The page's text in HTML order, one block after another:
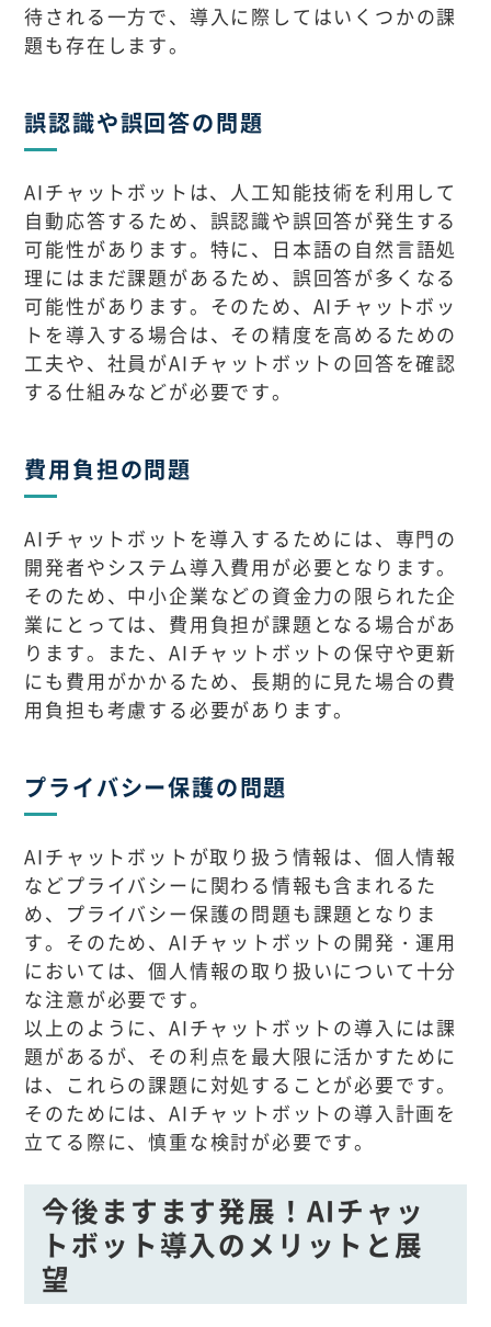
待される一方で、導入に際してはいくつかの課
題も存在します。
誤認識や誤回答の問題
AIチャットボットは、人工知能技術を利用して
自動応答するため、誤認識や誤回答が発生する
可能性があります。特に、日本語の自然言語処
理にはまだ課題があるため、誤回答が多くなる
可能性があります。そのため、AIチャットボッ
トを導入する場合は、その精度を高めるための
工夫や、社員がAIチャットボットの回答を確認
する仕組みなどが必要です。
費用負担の問題
AIチャットボットを導入するためには、専門の
開発者やシステム導入費用が必要となります。
そのため、中小企業などの資金力の限られた企
業にとっては、費用負担が課題となる場合があ
ります。また、AIチャットボットの保守や更新
にも費用がかかるため、長期的に見た場合の費
用負担も考慮する必要があります。
プライバシー保護の問題
AIチャットボットが取り扱う情報は、個人情報
などプライバシーに関わる情報も含まれるた
め、プライバシー保護の問題も課題となりま
す。そのため、AIチャットボットの開発・運用
においては、個人情報の取り扱いについて十分
な注意が必要です。
以上のように、AIチャットボットの導入には課
題があるが、その利点を最大限に活かすために
は、これらの課題に対処することが必要です。
そのためには、AIチャットボットの導入計画を
立てる際に、慎重な検討が必要です。
今後ますます発展！AIチャッ
トボット導入のメリットと展
望